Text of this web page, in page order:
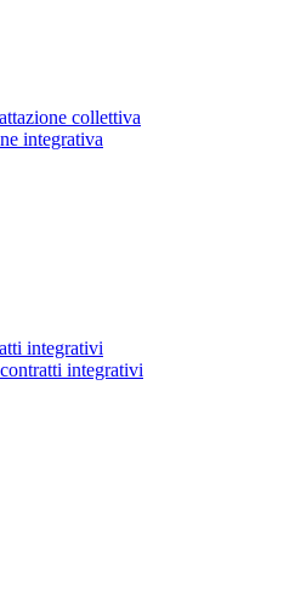
collettiva
integrativa
integrativi
integrativi